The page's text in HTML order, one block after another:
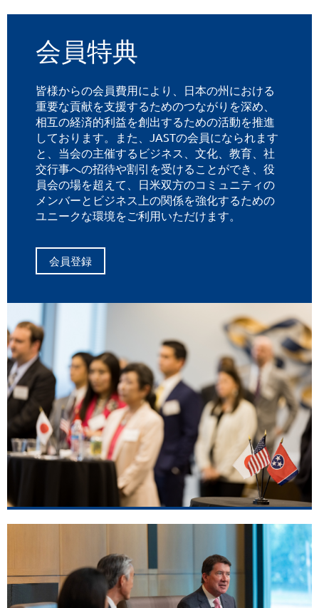
会員特典
皆様からの会員費用により、日本の州における
重要な貢献を支援するためのつながりを深め、
相互の経済的利益を創出するための活動を推進
しております。また、JASTの会員になられます
と、当会の主催するビジネス、文化、教育、社
交行事への招待や割引を受けることができ、役
員会の場を超えて、日米双方のコミュニティの
メンバーとビジネス上の関係を強化するための
ユニークな環境をご利用いただけます。
会員登録